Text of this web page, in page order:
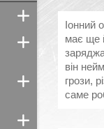
Іонний
має ще
він
грози,
саме